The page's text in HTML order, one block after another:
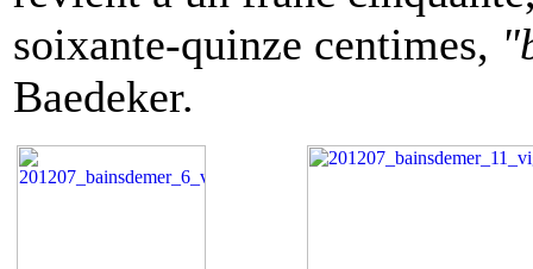
soixante-quinze centimes,
Baedeker.